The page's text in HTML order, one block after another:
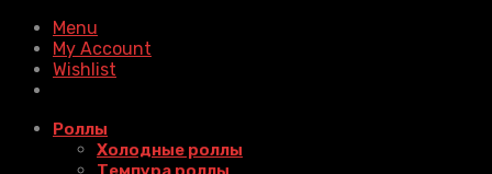
Menu
My Account
Wishlist
Роллы
Холодные роллы